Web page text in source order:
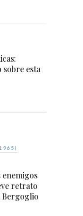
sobre esta
enemigos
retrato
Bergoglio